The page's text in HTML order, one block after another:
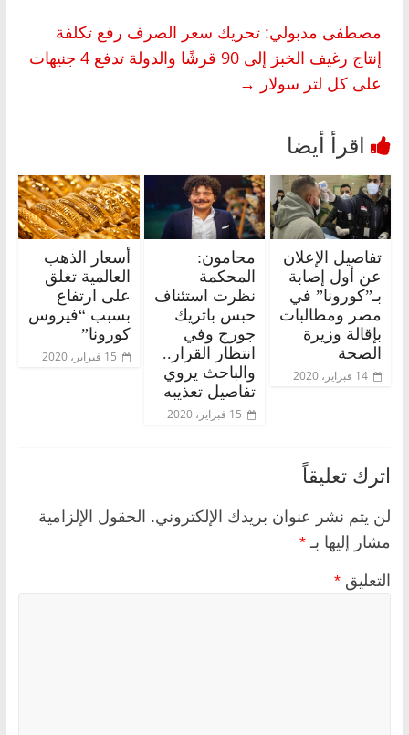
مصطفى مدبولي: تحريك سعر الصرف رفع تكلفة
إنتاج رغيف الخبز إلى 90 قرشًا والدولة تدفع 4 جنيهات
على كل لتر سولار →
تفاصيل الإعلان
عن أول إصابة
بـ”كورونا” في
مصر ومطالبات
بإقالة وزيرة
الصحة
14 فبراير، 2020
محامون:
المحكمة
نظرت استئناف
حبس باتريك
جورج وفي
انتظار القرار..
والباحث يروي
تفاصيل تعذيبه
15 فبراير، 2020
أسعار الذهب
العالمية تغلق
على ارتفاع
بسبب “فيروس
كورونا”
15 فبراير، 2020
اترك تعليقاً
لن يتم نشر عنوان بريدك الإلكتروني. الحقول الإلزامية
مشار إليها بـ *
التعليق *